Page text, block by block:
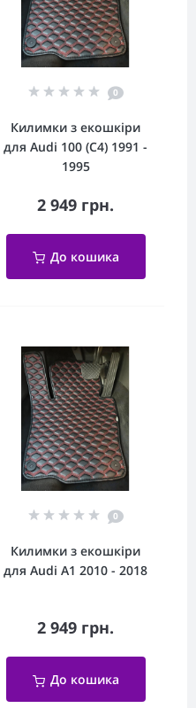
0
Килимки з екошкіри
для Audi 100 (C4) 1991 -
1995
2 949 грн.
До кошика
0
Килимки з екошкіри
для Audi A1 2010 - 2018
2 949 грн.
До кошика